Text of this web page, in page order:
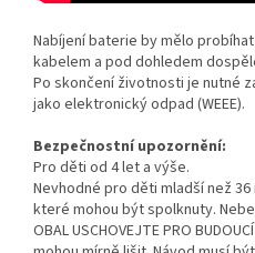
Nabíjení baterie by mělo
kabelem a pod dohledem
Po skončení životnosti je nutné
jako elektronický odpad (WEEE).
Bezpečnostní upozornění:
Pro děti od 4 let a výše.
Nevhodné pro děti mladší než
které mohou být spolknuty.
OBAL USCHOVEJTE PRO